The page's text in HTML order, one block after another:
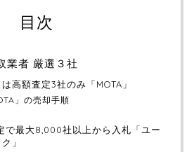
目次
業者 厳選３社
高額査定3社のみ「MOTA」
」の売却手順
で最大8,000社以上から入札「ユー
」